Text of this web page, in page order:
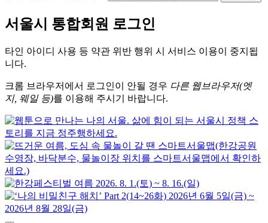
서울시 통합회원 로그인
타인 아이디 사용 등 약관 위반 행위 시 서비스 이용이 중지됩
니다.
크롬 브라우저에서 로그인이 안될 경우 다른 웹브라우저(엣
지, 웨일 등)를 이용해 주시기 바랍니다.